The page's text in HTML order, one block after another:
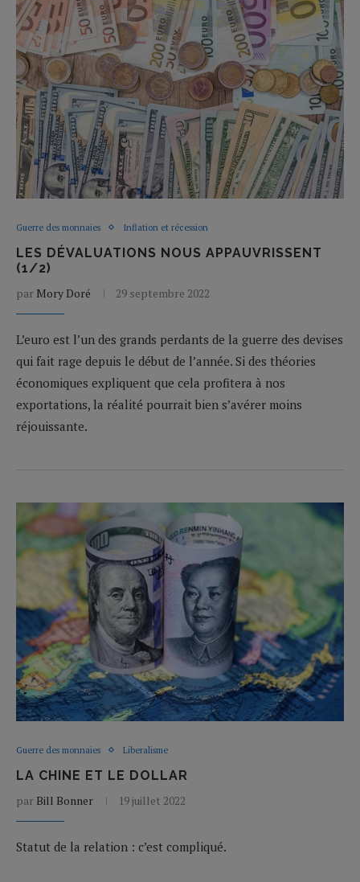
Guerre des monnaies Inflation et récession
LES DÉVALUATIONS NOUS APPAUVRISSENT
(1/2)
par Mory Doré 29 septembre 2022
L’euro est l’un des grands perdants de la guerre des devises
qui fait rage depuis le début de l’année. Si des théories
économiques expliquent que cela profitera à nos
exportations, la réalité pourrait bien s’avérer moins
réjouissante.
Guerre des monnaies Liberalisme
LA CHINE ET LE DOLLAR
par Bill Bonner 19 juillet 2022
Statut de la relation : c’est compliqué.